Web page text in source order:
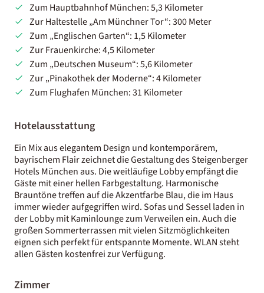
Zum Hauptbahnhof München: 5,3 Kilometer
Zur Haltestelle „Am Münchner Tor“: 300 Meter
Zum „Englischen Garten“: 1,5 Kilometer
Zur Frauenkirche: 4,5 Kilometer
Zum „Deutschen Museum“: 5,6 Kilometer
Zur „Pinakothek der Moderne“: 4 Kilometer
Zum Flughafen München: 31 Kilometer
Hotelausstattung
Ein Mix aus elegantem Design und kontemporärem,
bayrischem Flair zeichnet die Gestaltung des Steigenberger
Hotels München aus. Die weitläufige Lobby empfängt die
Gäste mit einer hellen Farbgestaltung. Harmonische
Brauntöne treffen auf die Akzentfarbe Blau, die im Haus
immer wieder aufgegriffen wird. Sofas und Sessel laden in
der Lobby mit Kaminlounge zum Verweilen ein. Auch die
großen Sommerterrassen mit vielen Sitzmöglichkeiten
eignen sich perfekt für entspannte Momente. WLAN steht
allen Gästen kostenfrei zur Verfügung.
Zimmer